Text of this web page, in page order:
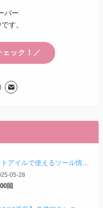
バー
す。
ック！／
05-28
回